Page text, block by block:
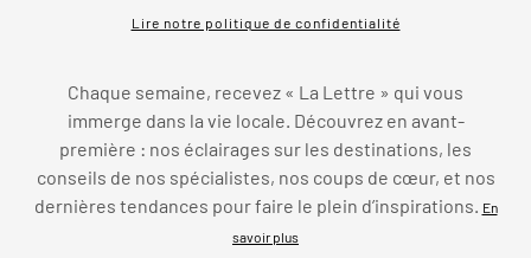
Lire notre politique de confidentialité
Chaque semaine, recevez « La Lettre » qui vous
immerge dans la vie locale. Découvrez en avant-
première : nos éclairages sur les destinations, les
conseils de nos spécialistes, nos coups de cœur, et nos
dernières tendances pour faire le plein d’inspirations. En
savoir plus